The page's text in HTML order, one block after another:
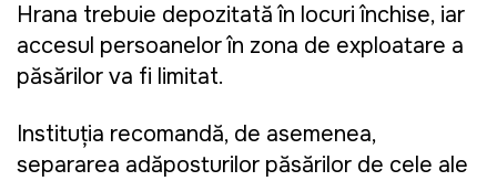
Hrana trebuie depozitată în locuri închise, iar
accesul persoanelor în zona de exploatare a
păsărilor va fi limitat.
Instituţia recomandă, de asemenea,
separarea adăposturilor păsărilor de cele ale